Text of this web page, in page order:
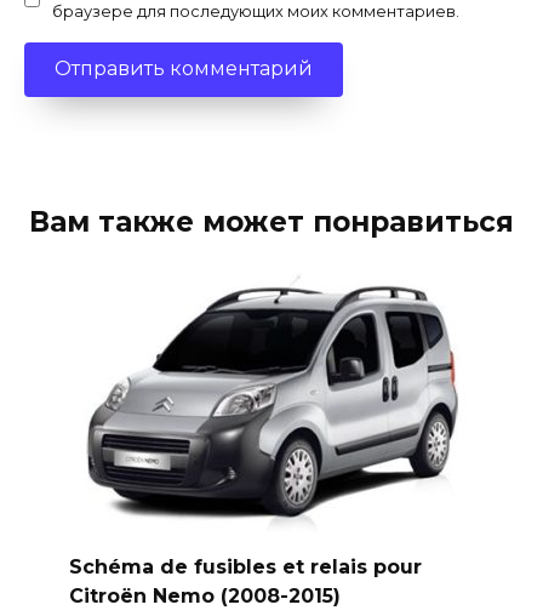
браузере для последующих моих комментариев.
Вам также может понравиться
Schéma de fusibles et relais pour
Citroën Nemo (2008-2015)